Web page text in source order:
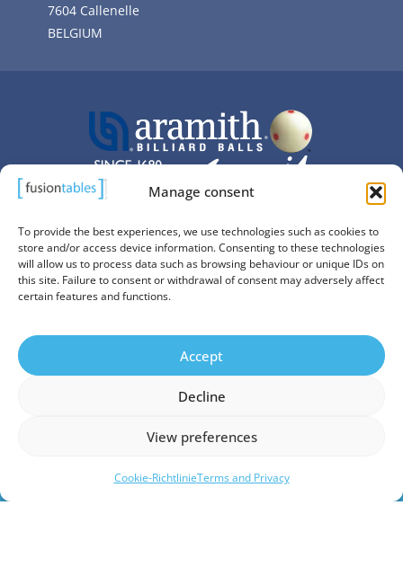
Manage consent
To provide the best experiences, we use technologies such as cookies to
store and/or access device information. Consenting to these technologies
will allow us to process data such as browsing behaviour or unique IDs on
this site. Failure to consent or withdrawal of consent may adversely affect
certain features and functions.
Accept
Decline
View preferences
Cookie-RichtlinieTerms and Privacy
7604 Callenelle
BELGIUM
Produkte
Kontakt
© Copyright SALUC S.A. 2026. All Rights Reserved.